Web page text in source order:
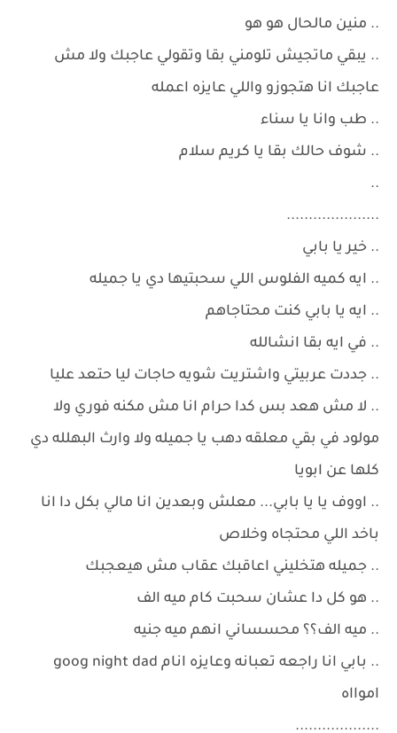
.. منين مالحال هو هو
.. يبقي ماتجيش تلومني بقا وتقولي عاجبك ولا مش
عاجبك انا هتجوزو واللي عايزه اعمله
.. طب وانا يا سناء
.. شوف حالك بقا يا كريم سلام
..
.....................
.. خير يا بابي
.. ايه كميه الفلوس اللي سحبتيها دي يا جميله
.. ايه يا بابي كنت محتاجاهم
.. في ايه بقا انشالله
.. جددت عربيتي واشتريت شويه حاجات ليا حتعد عليا
.. لا مش هعد بس كدا حرام انا مش مكنه فوري ولا
مولود في بقي معلقه دهب يا جميله ولا وارث البهلله دي
كلها عن ابويا
.. اووف يا يا بابي... معلش وبعدين انا مالي بكل دا انا
باخد اللي محتجاه وخلاص
.. جميله هتخليني اعاقبك عقاب مش هيعجبك
.. هو كل دا عشان سحبت كام ميه الف
.. ميه الف؟؟ محسساني انهم ميه جنيه
.. بابي انا راجعه تعبانه وعايزه انام goog night dad
اموااه
...................